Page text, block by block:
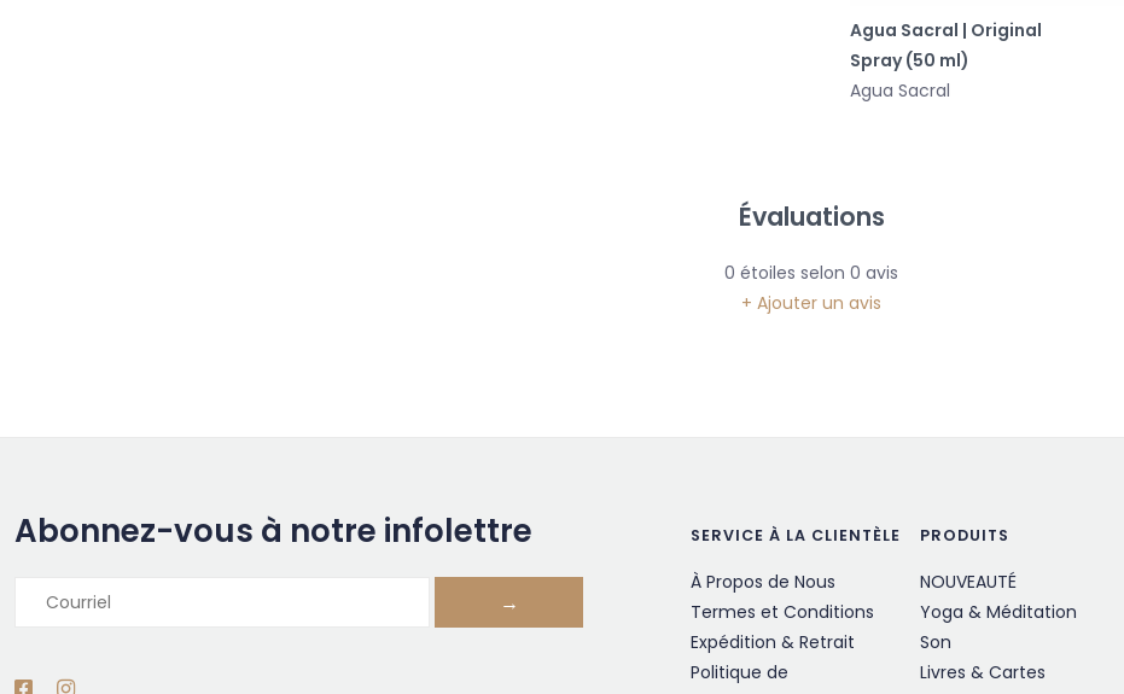
Agua Sacral | Original
Spray (50 ml)
Agua Sacral
Évaluations
0 étoiles selon 0 avis
+ Ajouter un avis
Abonnez-vous à notre infolettre
→
SERVICE À LA CLIENTÈLE
À Propos de Nous
Termes et Conditions
Expédition & Retrait
Politique de
PRODUITS
NOUVEAUTÉ
Yoga & Méditation
Son
Livres & Cartes